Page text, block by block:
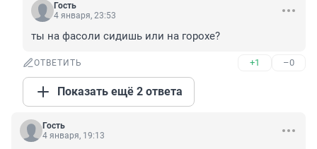
Гость
4 января, 23:53
ты на фасоли сидишь или на горохе?
ОТВЕТИТЬ +1 –0
Показать ещё 2 ответа
Гость
4 января, 19:13